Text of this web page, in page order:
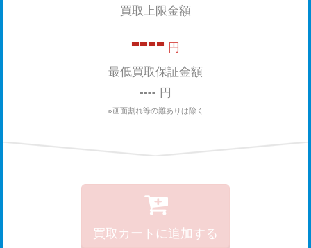
買取上限金額
---- 円
最低買取保証金額
---- 円
※画面割れ等の難ありは除く
買取カートに追加する